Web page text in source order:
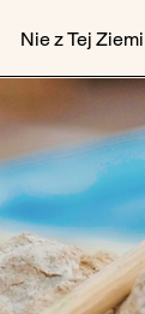
Nie z Tej Ziemi